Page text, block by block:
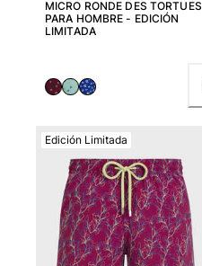
MICRO RONDE DES TORTUES
PARA HOMBRE - EDICIÓN
LIMITADA
Edición Limitada